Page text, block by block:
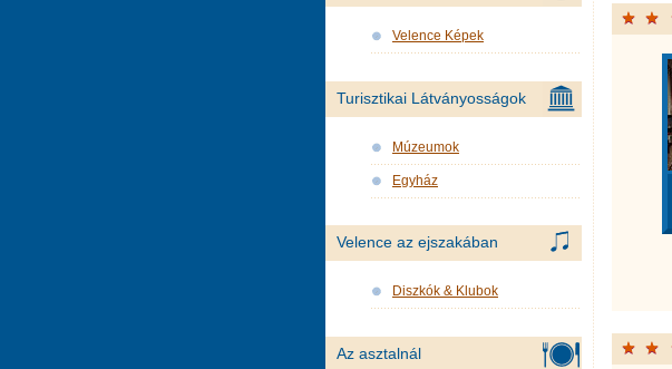
Velence Képek
Turisztikai Látványosságok
Múzeumok
Egyház
Velence az ejszakában
Diszkók & Klubok
Az asztalnál